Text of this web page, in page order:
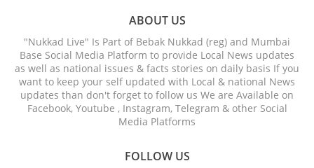
ABOUT US
"Nukkad Live" Is Part of Bebak Nukkad (reg) and Mumbai
Base Social Media Platform to provide Local News updates
as well as national issues & facts stories on daily basis If you
want to keep your self updated with Local & national News
updates than don't forget to follow us We are Available on
Facebook, Youtube , Instagram, Telegram & other Social
Media Platforms
FOLLOW US